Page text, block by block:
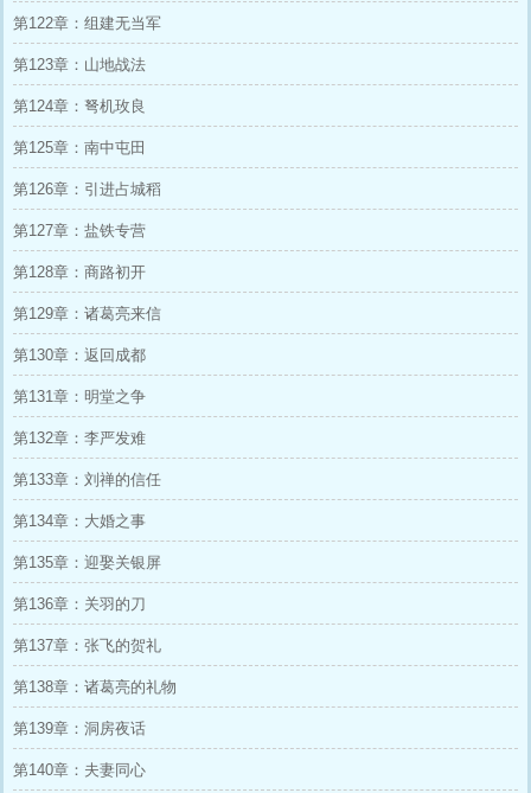
第122章：组建无当军
第123章：山地战法
第124章：弩机玫良
第125章：南中屯田
第126章：引进占城稻
第127章：盐铁专营
第128章：商路初开
第129章：诸葛亮来信
第130章：返回成都
第131章：明堂之争
第132章：李严发难
第133章：刘禅的信任
第134章：大婚之事
第135章：迎娶关银屏
第136章：关羽的刀
第137章：张飞的贺礼
第138章：诸葛亮的礼物
第139章：洞房夜话
第140章：夫妻同心